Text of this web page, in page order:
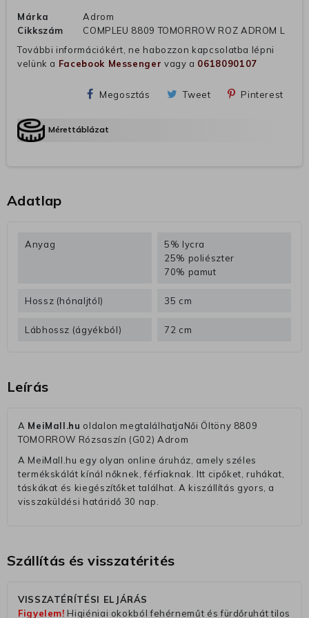
Márka
Adrom
Cikkszám
COMPLEU 8809 TOMORROW ROZ ADROM L
További információkért, ne habozzon kapcsolatba lépni
velünk a Facebook Messenger vagy a 0618090107
Megosztás Tweet Pinterest
Mérettáblázat
Adatlap
Anyag
5% lycra
25% poliészter
70% pamut
Hossz (hónaljtól) 35 cm
Lábhossz (ágyékból) 72 cm
Leírás
A MeiMall.hu oldalon megtalálhatjaNői Öltöny 8809
TOMORROW Rózsaszín (G02) Adrom
A MeiMall.hu egy olyan online áruház, amely széles
termékskálát kínál nőknek, férfiaknak. Itt cipőket, ruhákat,
táskákat és kiegészítőket találhat. A kiszállítás gyors, a
visszaküldési határidő 30 nap.
Szállítás és visszatérités
VISSZATÉRÍTÉSI ELJÁRÁS
Figyelem! Higiéniai okokból fehérneműt és fürdőruhát tilos